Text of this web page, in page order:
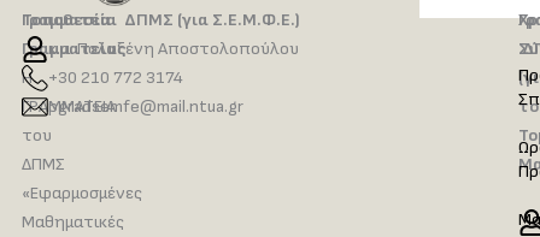
Τοποθεσία
Γραμματείας
Η
ΓΡΑΜΜΑΤΕΙΑ
του
ΔΠΜΣ
«Εφαρμοσμένες
Μαθηματικές
Γραμματεία ΔΠΜΣ (για Σ.Ε.Μ.Φ.Ε.)
κ.α. Πολυξένη Αποστολοπούλου
+30 210 772 3174
pgradsemfe@mail.ntua.gr